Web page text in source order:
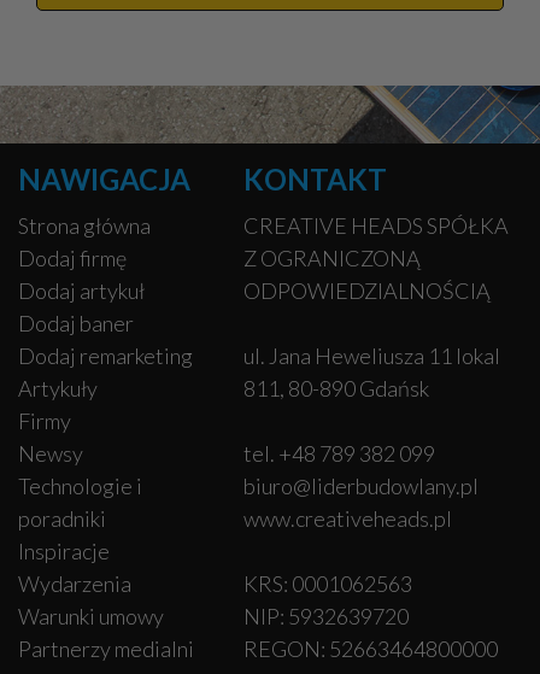
NAWIGACJA
Strona główna
Dodaj firmę
Dodaj artykuł
Dodaj baner
Dodaj remarketing
Artykuły
Firmy
Newsy
Technologie i
poradniki
Inspiracje
Wydarzenia
Warunki umowy
Partnerzy medialni
KONTAKT
CREATIVE HEADS SPÓŁKA
Z OGRANICZONĄ
ODPOWIEDZIALNOŚCIĄ
ul. Jana Heweliusza 11 lokal
811, 80-890 Gdańsk
tel. +48 789 382 099
biuro@liderbudowlany.pl
www.creativeheads.pl
KRS: 0001062563
NIP: 5932639720
REGON: 52663464800000